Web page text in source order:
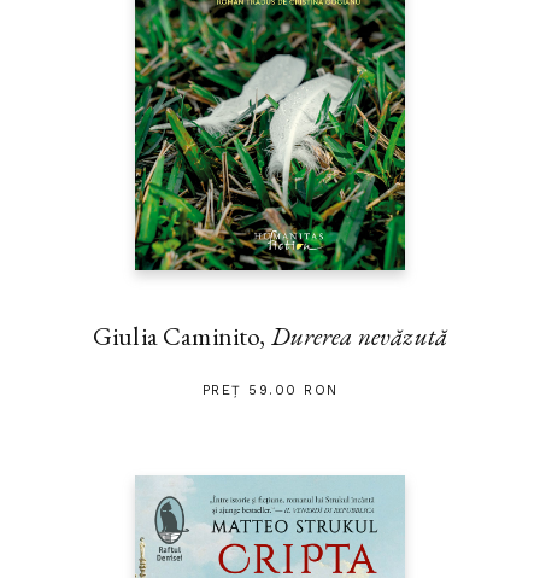
Giulia Caminito, Durerea nevăzută
PREȚ 59.00 RON